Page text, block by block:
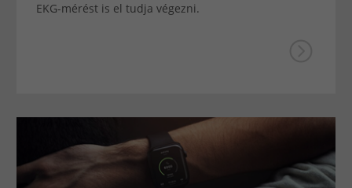
EKG-mérést is el tudja végezni.